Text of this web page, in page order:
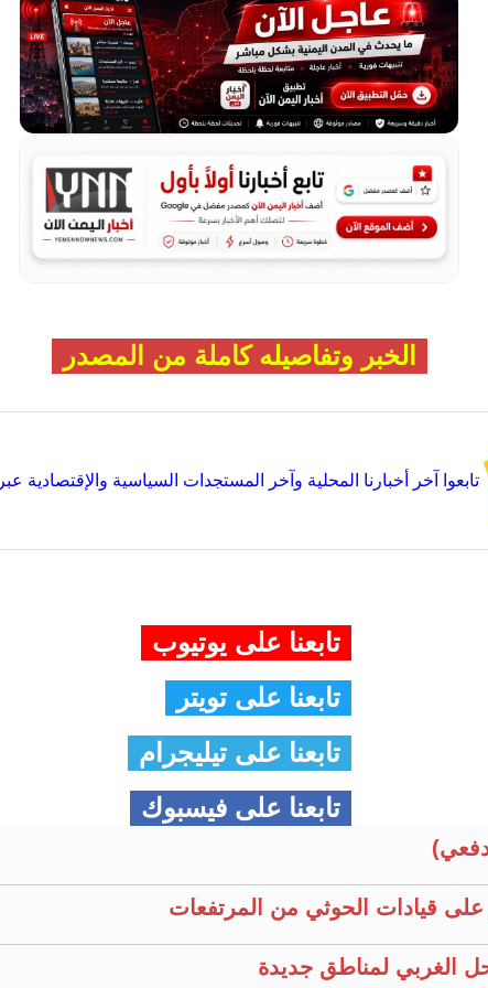
الخبر وتفاصيله كاملة من المصدر
تابعوا آخر أخبارنا المحلية وآخر المستجدات السياسية والإقتصادية عبر Google news
تابعنا على يوتيوب
تابعنا على تويتر
تابعنا على تيليجرام
تابعنا على فيسبوك
على قيادات الحوثي من المرتفعات
الغربي لمناطق جديدة